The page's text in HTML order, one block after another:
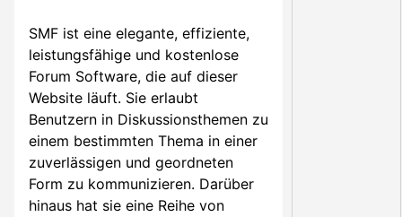
SMF ist eine elegante, effiziente,
leistungsfähige und kostenlose
Forum Software, die auf dieser
Website läuft. Sie erlaubt
Benutzern in Diskussionsthemen zu
einem bestimmten Thema in einer
zuverlässigen und geordneten
Form zu kommunizieren. Darüber
hinaus hat sie eine Reihe von